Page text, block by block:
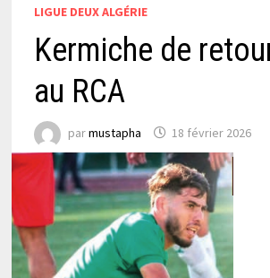
LIGUE DEUX ALGÉRIE
Kermiche de
au RCA
parmustapha 18 février 2026